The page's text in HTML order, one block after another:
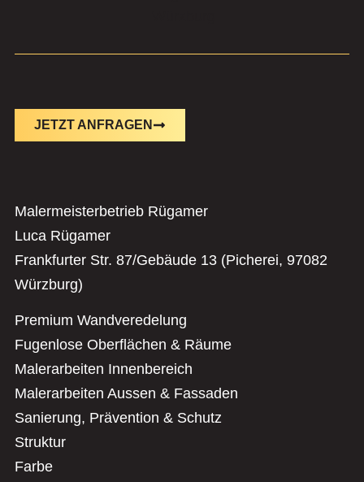
JETZT ANFRAGEN
Malermeisterbetrieb Rügamer
Luca Rügamer
Frankfurter Str. 87/Gebäude 13 (Picherei, 97082
Würzburg)
Premium Wandveredelung
Fugenlose Oberflächen & Räume
Malerarbeiten Innenbereich
Malerarbeiten Aussen & Fassaden
Sanierung, Prävention & Schutz
Struktur
Farbe